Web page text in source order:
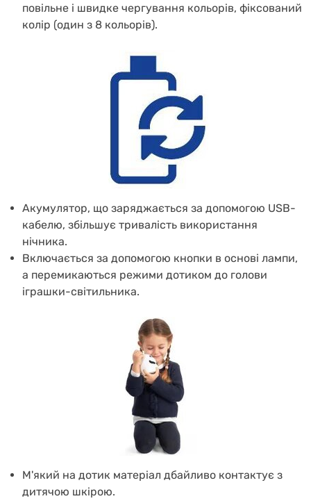
повільне і швидке чергування кольорів, фіксований
колір (один з 8 кольорів).
Акумулятор, що заряджається за допомогою USB-
кабелю, збільшує тривалість використання
нічника.
Включається за допомогою кнопки в основі лампи,
а перемикаються режими дотиком до голови
іграшки-світильника.
М'який на дотик матеріал дбайливо контактує з
дитячою шкірою.